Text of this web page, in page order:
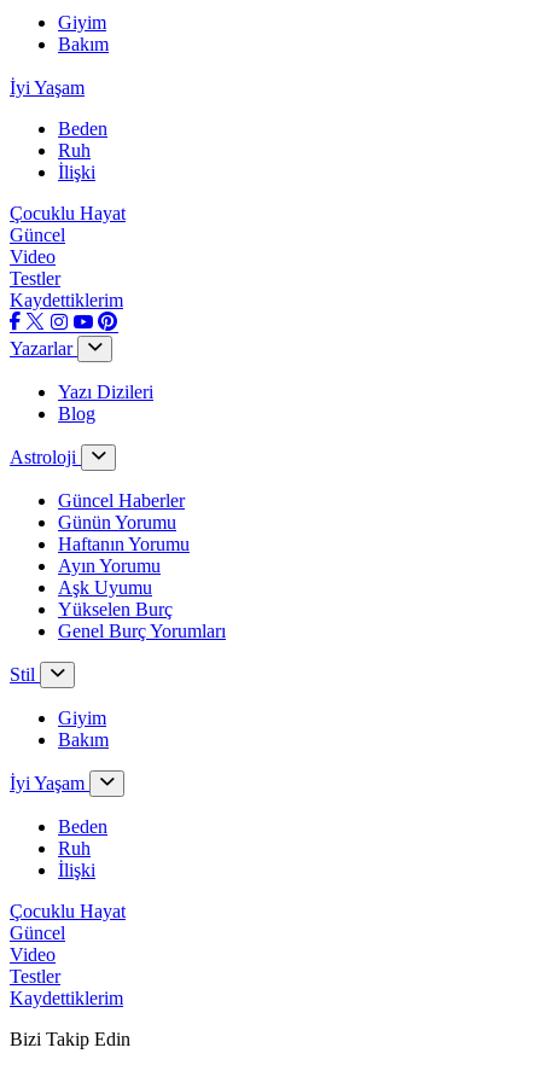
Giyim
Bakım
İyi Yaşam
Beden
Ruh
İlişki
Çocuklu Hayat
Güncel
Video
Testler
Kaydettiklerim
Yazarlar
Yazı Dizileri
Blog
Astroloji
Güncel Haberler
Günün Yorumu
Haftanın Yorumu
Ayın Yorumu
Aşk Uyumu
Yükselen Burç
Genel Burç Yorumları
Stil
Giyim
Bakım
İyi Yaşam
Beden
Ruh
İlişki
Çocuklu Hayat
Güncel
Video
Testler
Kaydettiklerim
Bizi Takip Edin